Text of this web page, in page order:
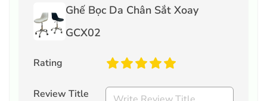
Ghế Bọc Da Chân Sắt Xoay
GCX02
Rating
Review Title